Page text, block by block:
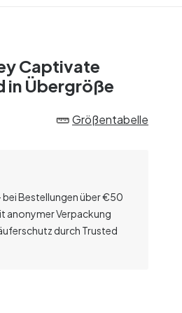
Captivate
in Übergröße
Größentabelle
bei Bestellungen über€50
anonymer Verpackung
durch Trusted